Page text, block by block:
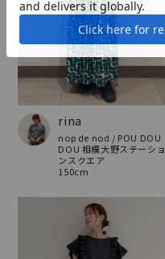
rina
nop de nod / POU DOU
DOU 相模大野ステーショ
ンスクエア
150cm